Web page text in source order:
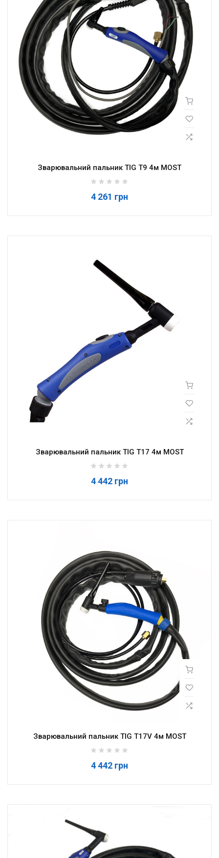
Зварювальний пальник TIG T9 4м MOST
4 261 грн
Зварювальний пальник TIG T17 4м MOST
4 442 грн
Зварювальний пальник TIG T17V 4м MOST
4 442 грн